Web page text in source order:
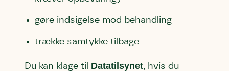
gøre indsigelse mod behandling
trække samtykke tilbage
Du kan klage til Datatilsynet, hvis du